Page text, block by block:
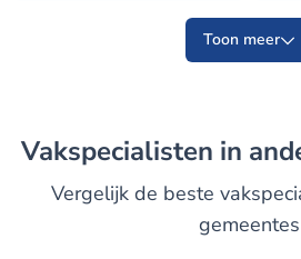
Toon meer
Vakspecialisten in
Vergelijk de beste
gemeentes